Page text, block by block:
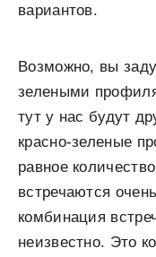
вариантов.
Возможно, вы
зелеными
тут у нас будут
красно-зеленые
равное
встречаются
комбинация
неизвестно. Это